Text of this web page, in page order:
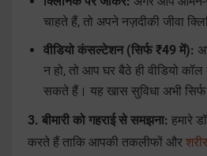
चाहते हैं, तो अपने नज़दीकी जीवा
वीडियो कंसल्टेशन (सिर्फ ₹49 में):
न हो, तो आप घर बैठे ही वीडियो
सकते हैं। यह खास सुविधा अभी
3. बीमारी को गहराई से समझना: हमारे
करते हैं ताकि आपकी तकलीफों और